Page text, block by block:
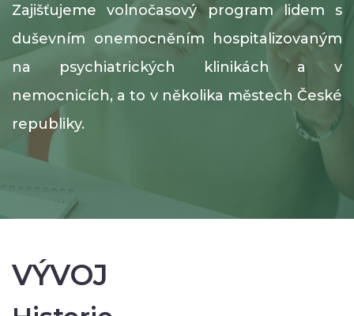
Zajišťujeme volnočasový program lidem s
duševním onemocněním hospitalizovaným
na psychiatrických klinikách a v
nemocnicích, a to v několika městech České
republiky.
VÝVOJ